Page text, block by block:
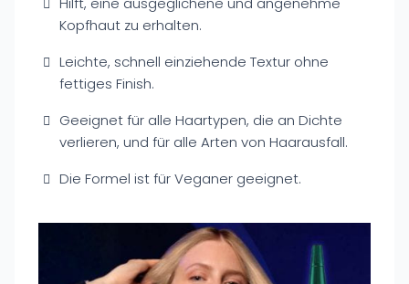
Kopfhaut zu erhalten.
Leichte, schnell einziehende Textur ohne
fettiges Finish.
Geeignet für alle Haartypen, die an Dichte
verlieren, und für alle Arten von Haarausfall.
Die Formel ist für Veganer geeignet.